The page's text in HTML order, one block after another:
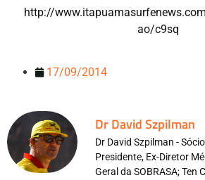
http://
ao/c9sq
17/09/2014
Dr David Szpilman
Dr David Szpilman -
Presidente, Ex-Diretor
Geral da SOBRASA; Ten